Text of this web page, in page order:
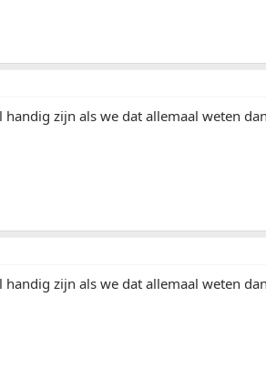
zijn als we dat allemaal weten
zijn als we dat allemaal weten